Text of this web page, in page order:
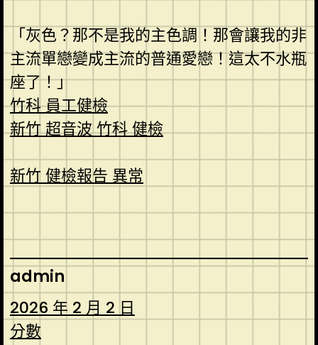
「灰色？那不是我的主色調！那會讓我的非
主流單戀變成主流的普通愛戀！這太不水瓶
座了！」
竹科 員工健檢
新竹 超音波竹科 健檢
新竹 健檢報告 異常
admin
2026 年 2 月 2 日
分數